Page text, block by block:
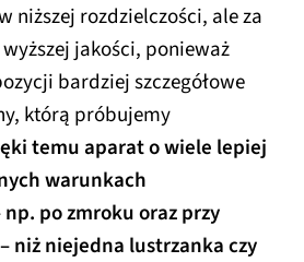
niższej rozdzielczości, ale za
jakości, ponieważ
bardziej szczegółowe
którą próbujemy
temu aparat o wiele lepiej
warunkach
po zmroku oraz przy
niż niejedna lustrzanka czy